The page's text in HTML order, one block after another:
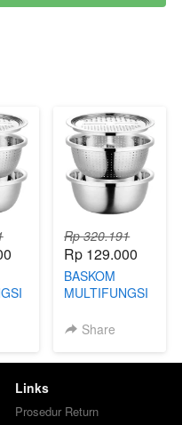
Rp 320.191
Rp 129.000
BASKOM
MULTIFUNGSI
Share
Links
Prosedur Return